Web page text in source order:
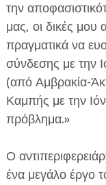
την
μας, οι δικές
πραγματικά να
σύνδεσης με την
(από Αμβρακία-
Καμπής με την
πρόβλημα.»
Ο
ένα μεγάλο έργο